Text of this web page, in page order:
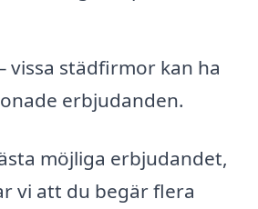
vissa städfirmor kan ha
erbjudanden.
möjliga erbjudandet,
vi att du begär flera